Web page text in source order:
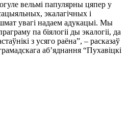
вельмі папулярны цяпер у
экалагічных і
увагі надаем адукацыі. Мы
па біялогіі ды экалогіі, да
з усяго раёна”, – расказаў
аб’яднання “Пухавіцкі